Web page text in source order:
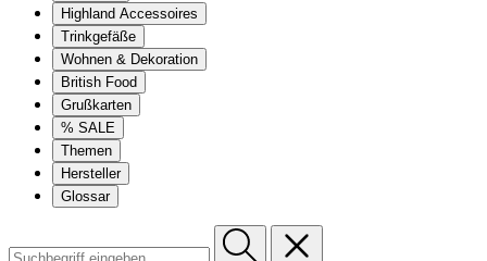
Highland Accessoires
Trinkgefäße
Wohnen & Dekoration
British Food
Grußkarten
% SALE
Themen
Hersteller
Glossar